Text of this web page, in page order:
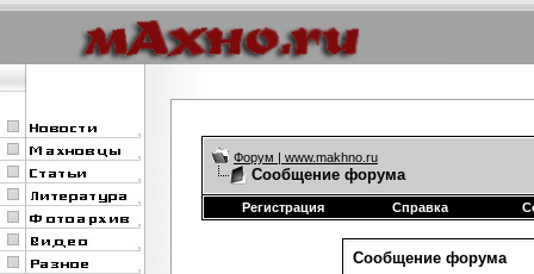
Форум | www.makhno.ru
Сообщение форума
Регистрация Справка
Сообщение форума